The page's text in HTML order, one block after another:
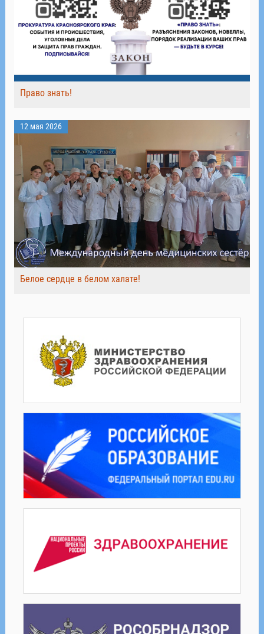
Право знать!
12 мая 2026
Белое сердце в белом халате!